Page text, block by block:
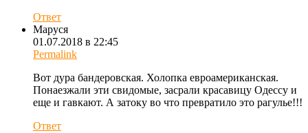
Ответ
Маруся
01.07.2018 в 22:45
Permalink
Вот дура бандеровская. Холопка евроамериканская.
Понаезжали эти свидомые, засрали красавицу Одессу и
еще и гавкают. А затоку во что превратило это рагулье!!!
Ответ